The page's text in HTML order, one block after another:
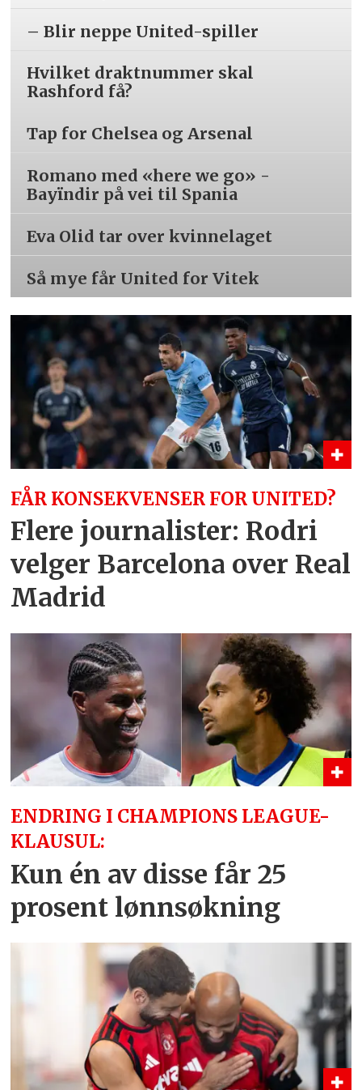
– Blir neppe United-spiller
Hvilket draktnummer skal
Rashford få?
Tap for Chelsea og Arsenal
Romano med «here we go» -
Bayïndir på vei til Spania
Eva Olid tar over kvinnelaget
Så mye får United for Vitek
FÅR KONSEKVENSER FOR UNITED?
Flere journalister: Rodri
velger Barcelona over Real
Madrid
ENDRING I CHAMPIONS LEAGUE-
KLAUSUL:
Kun én av disse får 25
prosent lønnsøkning